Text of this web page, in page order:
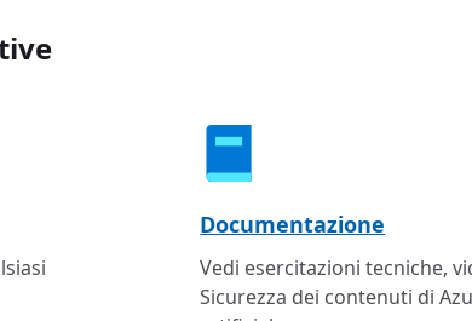
Documentazione
Vedi esercitazioni tecniche,
Sicurezza dei contenuti di